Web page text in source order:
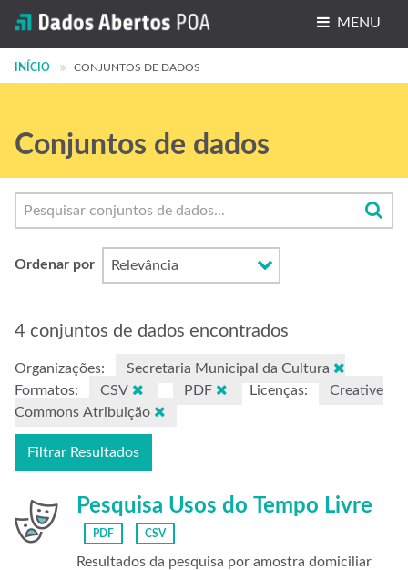
MENU
Conjuntos de dados
Grupos
Sobre
INÍCIO CONJUNTOS DE DADOS
Conjuntos de dados
Ordenar por
4 conjuntos de dados encontrados
Organizações:
Secretaria Municipal da Cultura
Formatos:
CSV PDF Licenças:
Creative
Commons Atribuição
Filtrar Resultados
Pesquisa Usos do Tempo Livre
PDF CSV
Resultados da pesquisa por amostra domiciliar